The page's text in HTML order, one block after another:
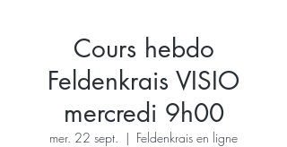
Cours hebdo
Feldenkrais VISIO
mercredi 9h00
mer. 22 sept.
  |
Feldenkrais en ligne